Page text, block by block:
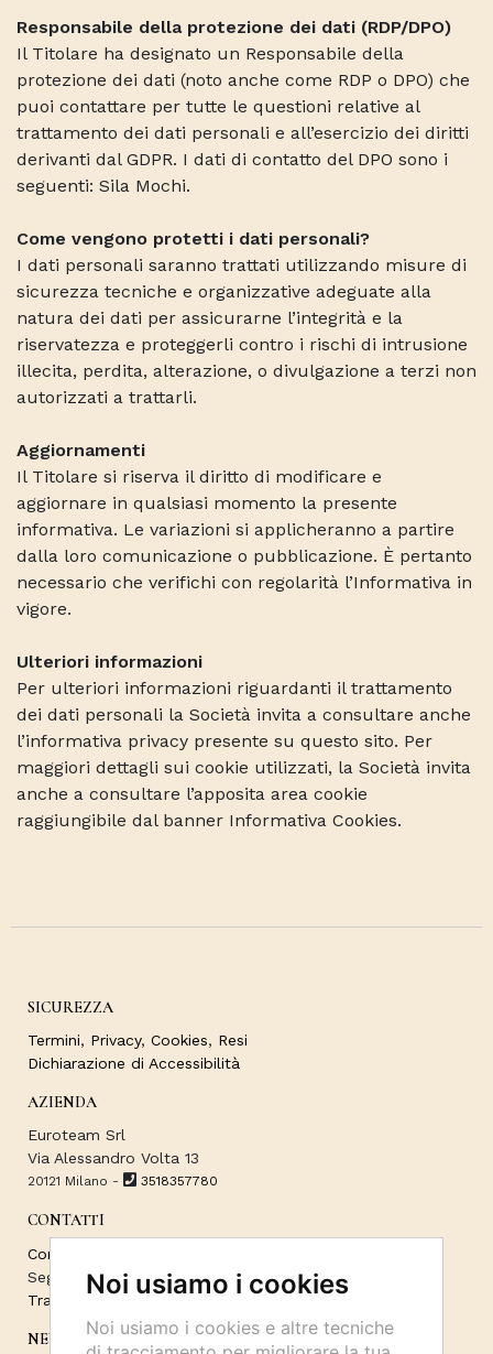
Noi usiamo i cookies
Noi usiamo i cookies e altre tecniche
Responsabile della protezione dei dati (RDP/DPO)
Il Titolare ha designato un Responsabile della
protezione dei dati (noto anche come RDP o DPO) che
puoi contattare per tutte le questioni relative al
trattamento dei dati personali e all’esercizio dei diritti
derivanti dal GDPR. I dati di contatto del DPO sono i
seguenti: Sila Mochi.
Come vengono protetti i dati personali?
I dati personali saranno trattati utilizzando misure di
sicurezza tecniche e organizzative adeguate alla
natura dei dati per assicurarne l’integrità e la
riservatezza e proteggerli contro i rischi di intrusione
illecita, perdita, alterazione, o divulgazione a terzi non
autorizzati a trattarli.
Aggiornamenti
Il Titolare si riserva il diritto di modificare e
aggiornare in qualsiasi momento la presente
informativa. Le variazioni si applicheranno a partire
dalla loro comunicazione o pubblicazione. È pertanto
necessario che verifichi con regolarità l’Informativa in
vigore.
Ulteriori informazioni
Per ulteriori informazioni riguardanti il trattamento
dei dati personali la Società invita a consultare anche
l’informativa privacy presente su questo sito. Per
maggiori dettagli sui cookie utilizzati, la Società invita
anche a consultare l’apposita area cookie
raggiungibile dal banner Informativa Cookies.
SICUREZZA
Termini, Privacy, Cookies, Resi
Dichiarazione di Accessibilità
AZIENDA
Euroteam Srl
Via Alessandro Volta 13
20121 Milano - 3518357780
CONTATTI
Contattaci
Seguici sui Social:
Traccia il tuo ordine
NEWSLETTER